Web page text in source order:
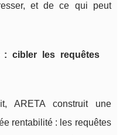
et de ce qui peut
: cibler les requêtes
ARETA construit une
rentabilité : les requêtes